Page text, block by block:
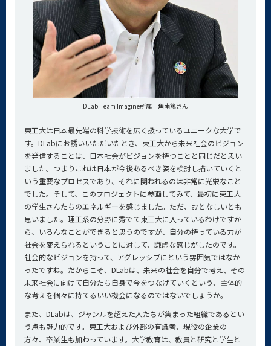
DLab Team Imagine所属 角南篤さん
東工大は日本最先端の科学技術を広く扱っているユニークな大学で
す。DLabにお誘いいただいたとき、東工大から未来社会のビジョン
を発信することは、日本社会がビジョンを持つことと同じだと思い
ました。つまりこれは日本が今後あるべき姿を検討し描いていくと
いう重要なプロセスであり、それに関われるのは非常に光栄なこと
でした。そして、このプロジェクトに参画してみて、最初に東工大
の学生さんたちのエネルギーを感じました。ただ、おとなしいとも
思いました。理工系の分野に秀でて東工大に入っているわけですか
ら、いろんなことができると思うのですが、自分の持っている力が
社会を変えられるということに対して、謙虚な感じがしたのです。
社会的なビジョンを持って、アグレッシブにという雰囲気ではなか
ったですね。だからこそ、DLabは、未来の社会を自分で考え、その
未来社会に向けて自分たち自身で今をつなげていくという、主体的
な考えを個々に持てるいい機会になるのではないでしょうか。
また、DLabは、ジャンルを超えた人たちが集まった組織であるとい
う点も魅力的です。東工大および外部の有識者、現役の企業の
方々、卒業生も加わっています。大学教育は、教員と研究と学生と